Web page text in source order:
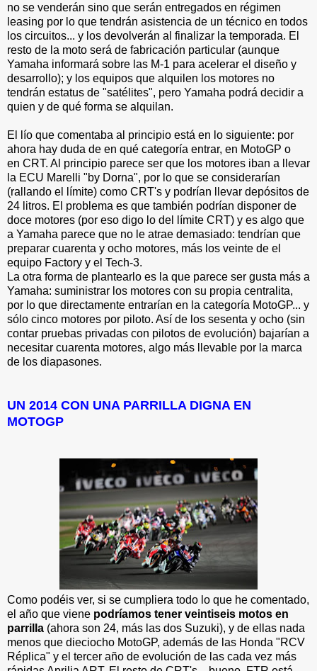
no se venderán sino que serán entregados en régimen
leasing por lo que tendrán asistencia de un técnico en todos
los circuitos... y los devolverán al finalizar la temporada. El
resto de la moto será de fabricación particular (aunque
Yamaha informará sobre las M-1 para acelerar el diseño y
desarrollo); y los equipos que alquilen los motores no
tendrán estatus de "satélites", pero Yamaha podrá decidir a
quien y de qué forma se alquilan.
El lío que comentaba al principio está en lo siguiente: por
ahora hay duda de en qué categoría entrar, en MotoGP o
en CRT. Al principio parece ser que los motores iban a llevar
la ECU Marelli "by Dorna", por lo que se considerarían
(rallando el límite) como CRT's y podrían llevar depósitos de
24 litros. El problema es que también podrían disponer de
doce motores (por eso digo lo del límite CRT) y es algo que
a Yamaha parece que no le atrae demasiado: tendrían que
preparar cuarenta y ocho motores, más los veinte de el
equipo Factory y el Tech-3.
La otra forma de plantearlo es la que parece ser gusta más a
Yamaha: suministrar los motores con su propia centralita,
por lo que directamente entrarían en la categoría MotoGP... y
sólo cinco motores por piloto. Así de los sesenta y ocho (sin
contar pruebas privadas con pilotos de evolución) bajarían a
necesitar cuarenta motores, algo más llevable por la marca
de los diapasones.
UN 2014 CON UNA PARRILLA DIGNA EN
MOTOGP
Como podéis ver, si se cumpliera todo lo que he comentado,
el año que viene podríamos tener veintiseis motos en
parrilla (ahora son 24, más las dos Suzuki), y de ellas nada
menos que dieciocho MotoGP, además de las Honda "RCV
Réplica" y el tercer año de evolución de las cada vez más